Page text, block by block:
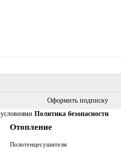
Оформить подписку
Политика безопасности
Отопление
Полотенцесушители